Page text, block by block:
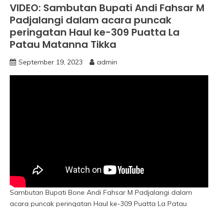
VIDEO: Sambutan Bupati Andi Fahsar M
Padjalangi dalam acara puncak
peringatan Haul ke-309 Puatta La
Patau Matanna Tikka
September 19, 2023 admin
Sambutan Bupati Bone Andi Fahsar M Padjalangi dalam
acara puncak peringatan Haul ke-309 Puatta La Patau